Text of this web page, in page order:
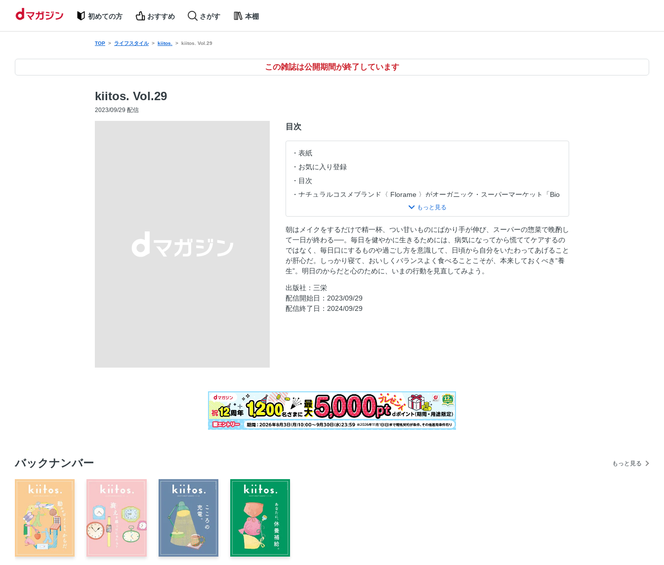
初めての方 おすすめ さがす 本棚
TOP ライフスタイル kiitos. kiitos. Vol.29
この雑誌は公開期間が終了しています
kiitos. Vol.29
2023/09/29 配信
目次
表紙
お気に入り登録
目次
ナチュラルコスメブランド〈 Florame 〉がオーガニック・スーパーマーケット「Bio
「B Corp認証」など4つの認証を取得したイギリス発・クリーンビューティブランド
〈 EVOLVE 〉
EAT TO LIVE 心とからだに効く食事
ARE YOUR BODY ＆ MIND SCREMING? 食から見直す からだと心の養生
Get to Know Your Constitution with Helawedakama ヘラウェダカマで体質を知る
YOU ARE WHAT YOU EAT 毎日のごはんが、私をつくる
HELLO TOSHITSU! あらためまして、糖質と上手につき合おう。
THE POWER OF FERMENTED FOOD 知っているようで知らない 発酵の素晴らしい
アクティブで心地よい暮らしのそばにある〈 nomadix 〉のタオル
女性の健やかな日々を応援する〈 tocoelle 〉
INSIDE AND OUTSIDE,YOUR BEAUTY SHINES BRIGHTLY. イガリシノブ and 長井
朝はメイクをするだけで精一杯、つい甘いものにばかり手が伸び、スーパーの惣菜で晩酌し
て一日が終わる──。毎日を健やかに生きるためには、病気になってから慌ててケアするの
ではなく、毎日口にするものや過ごし方を意識して、日頃から自分をいたわってあげること
が肝心だ。しっかり寝て、おいしくバランスよく食べることこそが、本来しておくべき“養
生”。明日のからだと心のために、いまの行動を見直してみよう。
出版社：三栄
配信開始日：2023/09/29
配信終了日：2024/09/29
バックナンバー もっと見る